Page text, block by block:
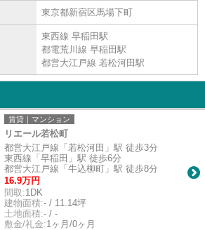
東京都新宿区馬場下町
東西線 早稲田駅
都電荒川線 早稲田駅
都営大江戸線 若松河田駅
賃貸｜マンション
リエール若松町
都営大江戸線「若松河田」駅 徒歩3分
東西線「早稲田」駅 徒歩6分
都営大江戸線「牛込柳町」駅 徒歩8分
16.9万円
間取:1DK
建物面積:- / 11.14坪
土地面積:- / -
敷金/礼金:1ヶ月/0ヶ月